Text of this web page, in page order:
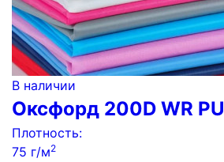
В наличии
Оксфорд 200D WR PU
Плотность:
75 г/м2